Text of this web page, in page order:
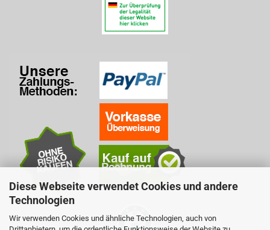
Diese Webseite verwendet Cookies und andere
Technologien
Wir verwenden Cookies und ähnliche Technologien, auch von